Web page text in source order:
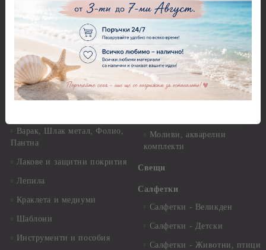
хартия Stamperia - 21 х
Декупажна хартия - Други
Антични пасти
Вакс пасти
Грунд, Основи, Релефни
Варак, Шлак метал, Фолио,
Пантна
Лакове и защитни покрития
Лепила
Краклета и медиуми
Шаблони
Инструменти и пособия
Зимни
Рисуване
Грунд и почистващи
разтвори
Платна за рисуване
Моливи, акварелни
комплекти
Свещи
Салфетки
Салфетки - Великден
Салфетки - Детски
Салфетки - Животни, птици